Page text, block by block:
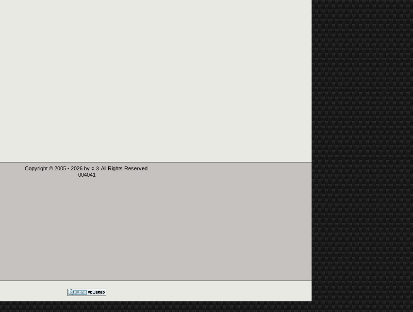
Copyright © 2005 - 2026 by ○３ All Rights Reserved.
004041
Plone CMS, the
Open Source